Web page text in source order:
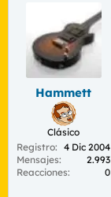
Hammett
Clásico
Registro
4 Dic 2004
Mensajes
2.993
Reacciones
0